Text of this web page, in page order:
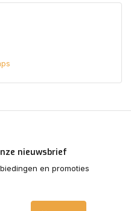
nieuwsbrief
en promoties